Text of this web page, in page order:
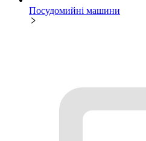
Посудомийні машини